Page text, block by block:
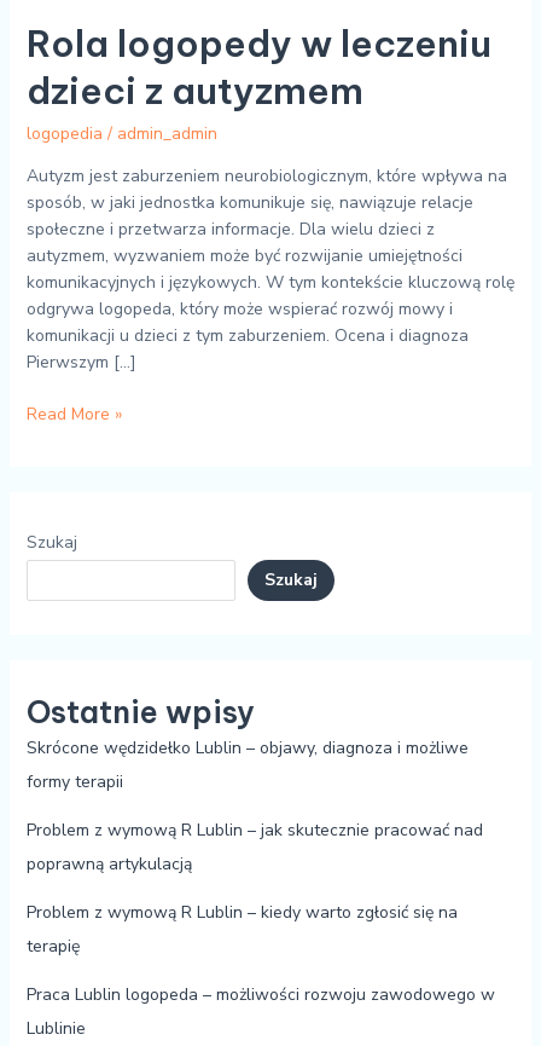
Rola logopedy w leczeniu
dzieci z autyzmem
logopedia / admin_admin
Autyzm jest zaburzeniem neurobiologicznym, które wpływa na
sposób, w jaki jednostka komunikuje się, nawiązuje relacje
społeczne i przetwarza informacje. Dla wielu dzieci z
autyzmem, wyzwaniem może być rozwijanie umiejętności
komunikacyjnych i językowych. W tym kontekście kluczową rolę
odgrywa logopeda, który może wspierać rozwój mowy i
komunikacji u dzieci z tym zaburzeniem. Ocena i diagnoza
Pierwszym […]
Read More »
Szukaj
Szukaj
Ostatnie wpisy
Skrócone wędzidełko Lublin – objawy, diagnoza i możliwe
formy terapii
Problem z wymową R Lublin – jak skutecznie pracować nad
poprawną artykulacją
Problem z wymową R Lublin – kiedy warto zgłosić się na
terapię
Praca Lublin logopeda – możliwości rozwoju zawodowego w
Lublinie